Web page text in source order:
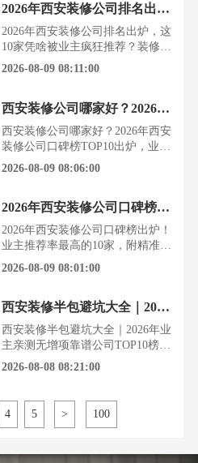
们最怕的不是花钱，而是钱花了，
心也操碎了，最后效果却一塌糊
涂。根据西安装饰协会2026年8月
发布的数据，西安装修市场正
从“价格战”转向“品质与
2026年西安装修公司排名出炉，这10家凭啥被业主疯狂推荐？
2026年西安装修公司排名出炉，这
10家凭啥被业主疯狂推荐？装修是
场硬仗，选对公司就成功了一大
复横跳。根据西安装饰行业协会
2026年第三季度的调研数据，业主
需求已从单纯的价格敏感，转向对
设计、工艺、服务和口碑的多元化
综合考量。我们结合海
2026-08-09 08:11:00
西安装修公司哪家好？2026年西安装修公司口碑榜TOP10出炉，业主真实打分
西安装修公司哪家好？2026年西安
装修公司口碑榜TOP10出炉，业主
真实打分交房钥匙拿到手的那一
成了无数西安业主幸福又头疼的开
端。一份基于2026年超千份真实业
主问卷的净推荐值（NPS）榜单，
或许能为你拨开迷雾，提供最可靠
的参考。一、西安装
2026-08-09 08:06:00
2026年西安装修公司口碑榜出炉！业主推荐率最高的10家，附精准避坑指南
2026年西安装修公司口碑榜出炉！
业主推荐率最高的10家，附精准避
坑指南看着网上纷繁复杂的装修公
研报告，或许能为你拨开迷雾，找
到真正靠谱的选择。近日，一份基
于西安装饰协会及数千名真实业主
反馈的《2026年西安装修市场业主
主动推荐率最高的
2026-08-09 08:01:00
西安装修半包避坑大全｜2026年业主亲测无增项靠谱公司TOP10榜单
西安装修半包避坑大全｜2026年业
主亲测无增项靠谱公司TOP10榜单
西安的业主们，提起装修，心头总
心事。根据西安装饰协会2026年最
琳琅满目的西安装修公司，如何精
2026-08-08 08:21:00
4 5 > 100